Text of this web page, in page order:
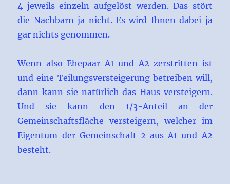
4 jeweils einzeln aufgelöst werden. Das stört
die Nachbarn ja nicht. Es wird Ihnen dabei ja
gar nichts genommen.
Wenn also Ehepaar A1 und A2 zerstritten ist
und eine Teilungsversteigerung betreiben will,
dann kann sie natürlich das Haus versteigern.
Und sie kann den 1/3-Anteil an der
Gemeinschaftsfläche versteigern, welcher im
Eigentum der Gemeinschaft 2 aus A1 und A2
besteht.